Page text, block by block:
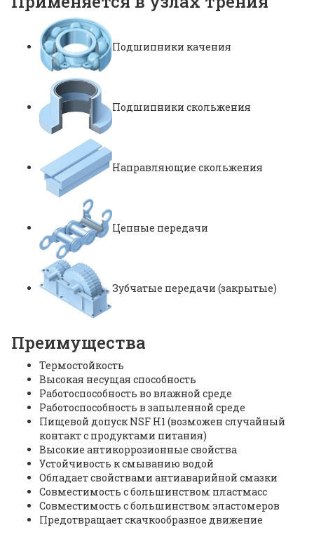
Подшипники качения
Подшипники скольжения
Направляющие скольжения
Цепные передачи
Зубчатые передачи (закрытые)
Преимущества
Термостойкость
Высокая несущая способность
Работоспособность во влажной среде
Работоспособность в запыленной среде
Пищевой допуск NSF H1 (возможен случайный
контакт с продуктами питания)
Высокие антикоррозионные свойства
Устойчивость к смыванию водой
Обладает свойствами антиаварийной смазки
Совместимость с большинством пластмасс
Совместимость с большинством эластомеров
Предотвращает скачкообразное движение